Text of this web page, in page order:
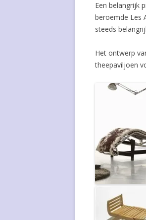
Een belangrijk
beroemde Les
steeds
Het ontwerp
theepaviljoen
Chaise longue